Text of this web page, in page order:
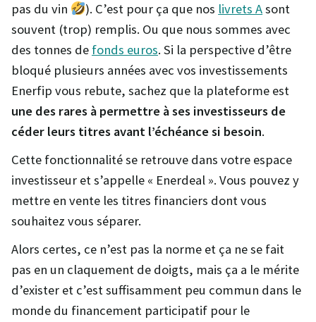
pas du vin
). C’est pour ça que nos livrets Asont
souvent (trop) remplis. Ou que nous sommes avec
des tonnes de fonds euros. Si la perspective d’être
bloqué plusieurs années avec vos investissements
Enerfip vous rebute, sachez que la plateforme est
une des rares à permettre à ses investisseurs de
céder leurs titres avant l’échéance si besoin.
Cette fonctionnalité se retrouve dans votre espace
investisseur et s’appelle « Enerdeal ». Vous pouvez y
mettre en vente les titres financiers dont vous
souhaitez vous séparer.
Alors certes, ce n’est pas la norme et ça ne se fait
pas en un claquement de doigts, mais ça a le mérite
d’exister et c’est suffisamment peu commun dans le
monde du financement participatif pour le